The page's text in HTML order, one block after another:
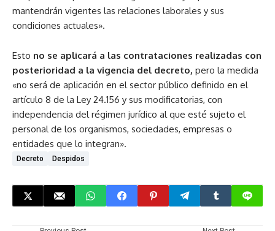
mantendrán vigentes las relaciones laborales y sus
condiciones actuales».
Esto no se aplicará a las contrataciones realizadas con
posterioridad a la vigencia del decreto, pero la medida
«no será de aplicación en el sector público definido en el
artículo 8 de la Ley 24.156 y sus modificatorias, con
independencia del régimen jurídico al que esté sujeto el
personal de los organismos, sociedades, empresas o
entidades que lo integran».
Decreto Despidos